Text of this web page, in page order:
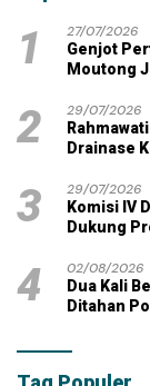
1 27/07/2026
Genjot
Moutong
2 29/07/2026
Drainase
3 29/07/2026
Komisi IV
Dukung
4 02/08/2026
Dua Kali
Ditahan